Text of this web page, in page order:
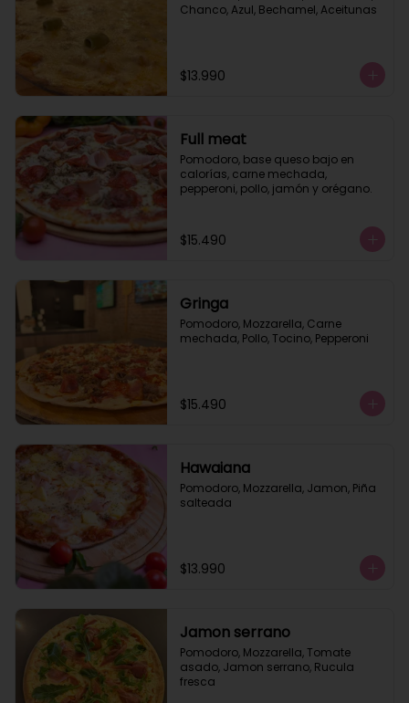
Chanco, Azul, Bechamel, Aceitunas
$13.990
Full meat
Pomodoro, base queso bajo en
calorías, carne mechada,
pepperoni, pollo, jamón y orégano.
$15.490
Gringa
Pomodoro, Mozzarella, Carne
mechada, Pollo, Tocino, Pepperoni
$15.490
Hawaiana
Pomodoro, Mozzarella, Jamon, Piña
salteada
$13.990
Jamon serrano
Pomodoro, Mozzarella, Tomate
asado, Jamon serrano, Rucula
fresca